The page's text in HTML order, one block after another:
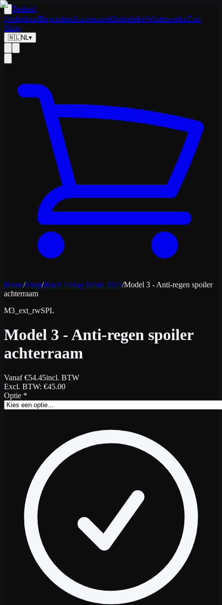
Tesland
OnderhoudReparatiesAccessoiresOnderdelenWinterwielenFan-
Shop
🇳🇱NL▾
Home/Shop/Black Friday Deals 2025/Model 3 - Anti-regen spoiler
achterraam
M3_ext_rwSPL
Model 3 - Anti-regen spoiler
achterraam
Vanaf€54.45incl. BTW
Excl. BTW: €45.00
Optie *